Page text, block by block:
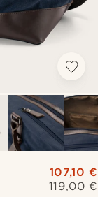
119,00 €
107,10 €